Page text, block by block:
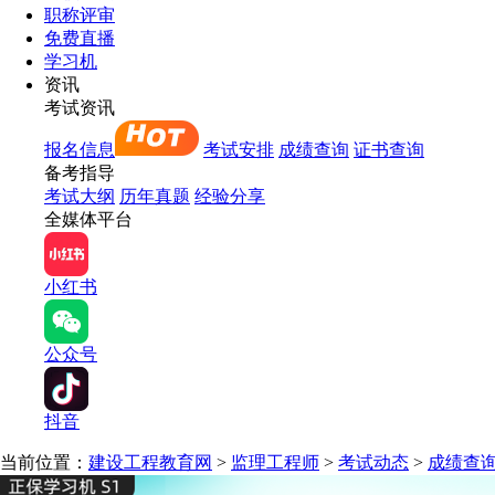
职称评审
免费直播
学习机
资讯
考试资讯
报名信息 考试安排 成绩查询 证书查询
备考指导
考试大纲 历年真题 经验分享
全媒体平台
小红书
公众号
抖音
当前位置： 建设工程教育网 > 监理工程师 > 考试动态 > 成绩查